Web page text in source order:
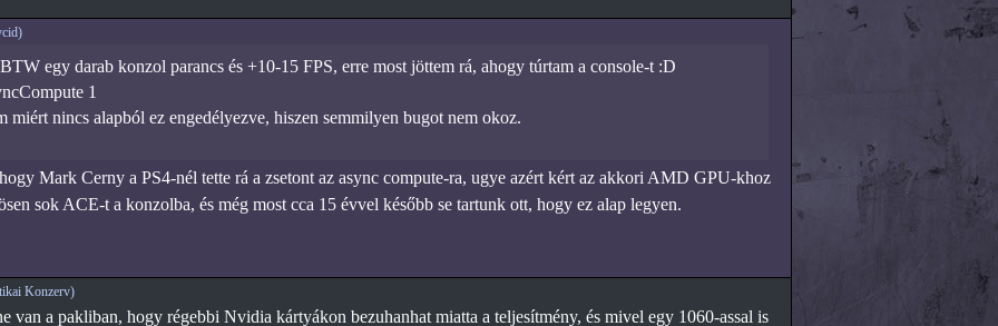
egy darab konzol parancs és +10-15 FPS, erre most jöttem rá, ahogy túrtam a console-t :D
1
miért nincs alapból ez engedélyezve, hiszen semmilyen bugot nem okoz.
Mark Cerny a PS4-nél tette rá a zsetont az async compute-ra, ugye azért kért az akkori AMD GPU-khoz
sok ACE-t a konzolba, és még most cca 15 évvel később se tartunk ott, hogy ez alap legyen.
Konzerv)
van a pakliban, hogy régebbi Nvidia kártyákon bezuhanhat miatta a teljesítmény, és mivel egy 1060-assal is